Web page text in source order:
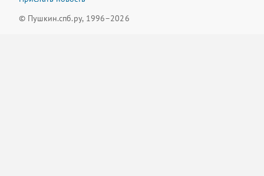
© Пушкин.спб.ру, 1996–2026